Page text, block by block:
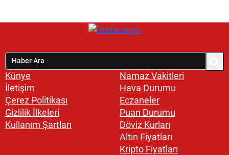
Künye
İletişim
Çerez Politikası
Gizlilik İlkeleri
Kullanım Şartları
Namaz Vakitleri
Hava Durumu
Eczaneler
Puan Durumu
Döviz Kurları
Altın Fiyatları
Kripto Fiyatları